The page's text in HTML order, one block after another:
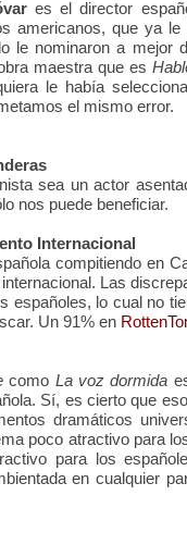
es el director
americanos, que ya
le nominaron a mejor
maestra que es
le había
el mismo error.
sea un actor
nos puede beneficiar.
Internacional
compitiendo en
Las
españoles, lo cual no
Un 91% en
como La voz dormida
Sí, es cierto que
dramáticos
poco atractivo para
para los
en cualquier